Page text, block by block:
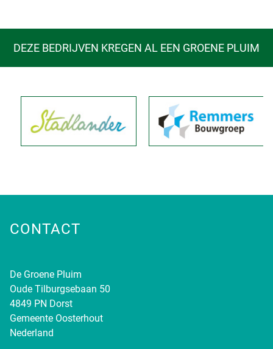
DEZE BEDRIJVEN KREGEN AL EEN GROENE PLUIM
CONTACT
De Groene Pluim
Oude Tilburgsebaan 50
4849 PN Dorst
Gemeente Oosterhout
Nederland